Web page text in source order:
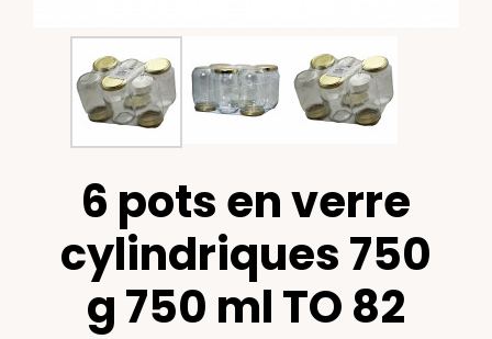
6 pots en verre
cylindriques 750
g 750 ml TO 82